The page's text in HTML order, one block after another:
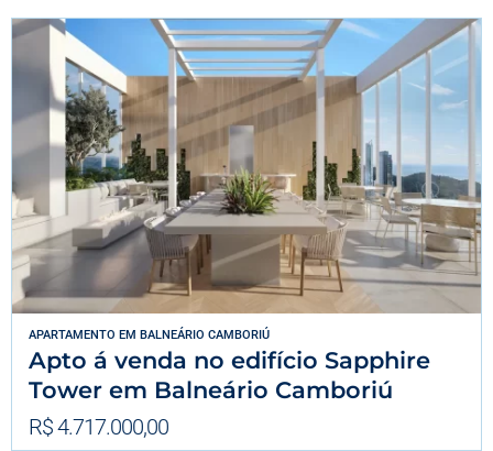
APARTAMENTO EM BALNEÁRIO CAMBORIÚ
Apto á venda no edifício Sapphire
Tower em Balneário Camboriú
R$ 4.717.000,00